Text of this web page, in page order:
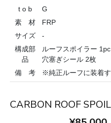
t o b
G
素 材
FRP
サイズ
-
構成部
品
ルーフスポイラー 1pc
穴塞ぎシール 2枚
備 考
※純正ルーフに装着
CARBON ROOF